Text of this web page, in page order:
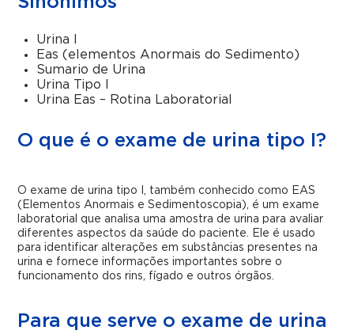
Urina I
Eas (elementos Anormais do Sedimento)
Sumario de Urina
Urina Tipo I
Urina Eas – Rotina Laboratorial
O que é o exame de urina tipo I?
O exame de urina tipo I, também conhecido como EAS
(Elementos Anormais e Sedimentoscopia), é um exame
laboratorial que analisa uma amostra de urina para avaliar
diferentes aspectos da saúde do paciente. Ele é usado
para identificar alterações em substâncias presentes na
urina e fornece informações importantes sobre o
funcionamento dos rins, fígado e outros órgãos.
Para que serve o exame de urina